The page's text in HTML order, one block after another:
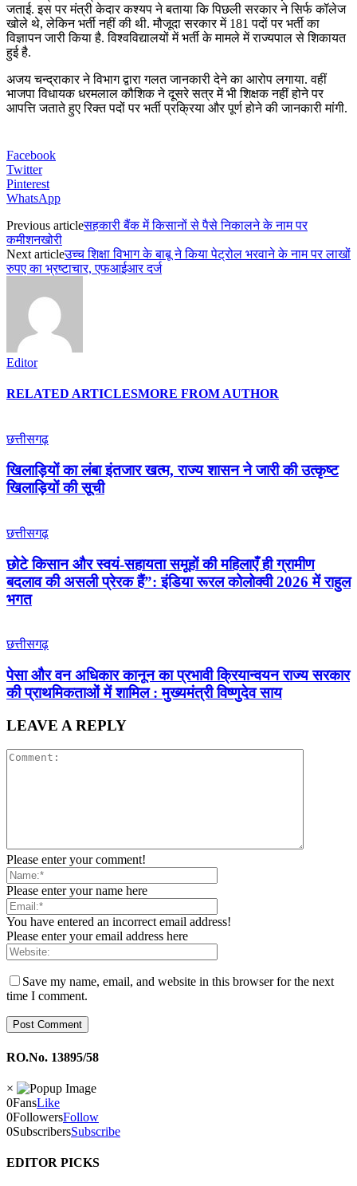
जताई. इस पर मंत्री केदार कश्यप ने बताया कि पिछली सरकार ने सिर्फ कॉलेज
खोले थे, लेकिन भर्ती नहीं की थी. मौजूदा सरकार में 181 पदों पर भर्ती का
विज्ञापन जारी किया है. विश्वविद्यालयों में भर्ती के मामले में राज्यपाल से शिकायत
हुई है.
अजय चन्द्राकार ने विभाग द्वारा गलत जानकारी देने का आरोप लगाया. वहीं
भाजपा विधायक धरमलाल कौशिक ने दूसरे सत्र में भी शिक्षक नहीं होने पर
आपत्ति जताते हुए रिक्त पदों पर भर्ती प्रक्रिया और पूर्ण होने की जानकारी मांगी.
Facebook
Twitter
Pinterest
WhatsApp
Previous articleसहकारी बैंक में किसानों से पैसे निकालने के नाम पर
कमीशनखोरी
Next articleउच्च शिक्षा विभाग के बाबू ने किया पेट्रोल भरवाने के नाम पर लाखों
रुपए का भ्रष्टाचार, एफआईआर दर्ज
Editor
RELATED ARTICLESMORE FROM AUTHOR
छत्तीसगढ़
खिलाड़ियों का लंबा इंतजार खत्म, राज्य शासन ने जारी की उत्कृष्ट
खिलाड़ियों की सूची
छत्तीसगढ़
छोटे किसान और स्वयं-सहायता समूहों की महिलाएँ ही ग्रामीण
बदलाव की असली प्रेरक हैं”: इंडिया रूरल कोलोक्वी 2026 में राहुल
भगत
छत्तीसगढ़
पेसा और वन अधिकार कानून का प्रभावी क्रियान्वयन राज्य सरकार
की प्राथमिकताओं में शामिल : मुख्यमंत्री विष्णुदेव साय
LEAVE A REPLY
Please enter your comment!
Please enter your name here
You have entered an incorrect email address!
Please enter your email address here
Save my name, email, and website in this browser for the next
time I comment.
RO.No. 13895/58
×
0FansLike
0FollowersFollow
0SubscribersSubscribe
EDITOR PICKS